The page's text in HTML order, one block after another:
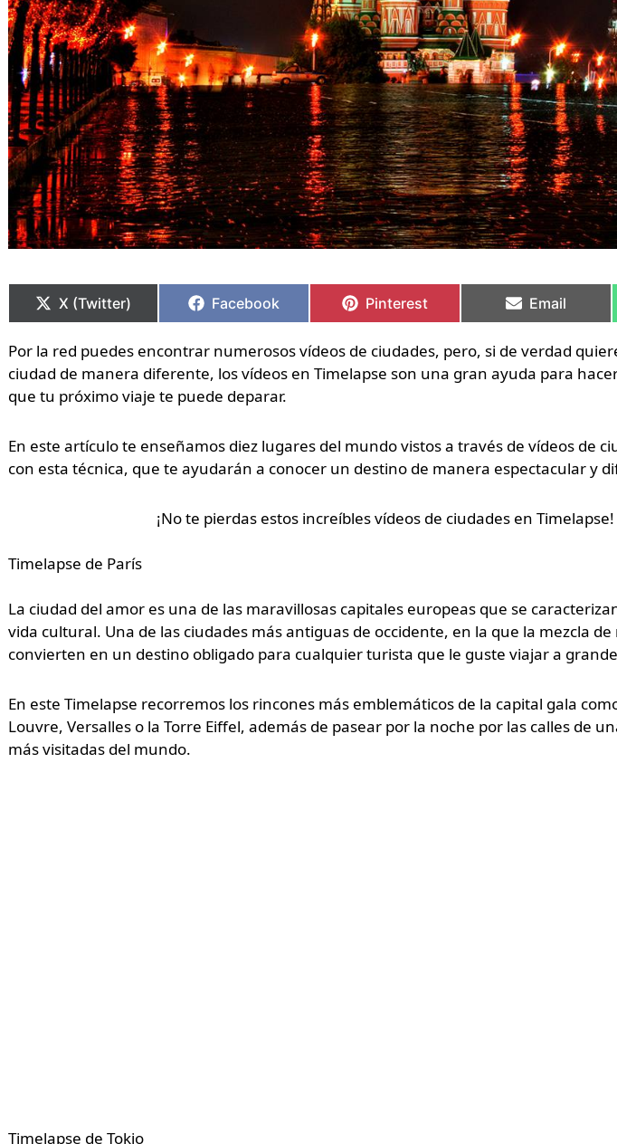
en
X (Twitter)
en
Facebook
en
Pinterest
en
Email
Por la red puedes encontrar numerosos vídeos de ciudades, pero, si de verdad
ciudad de manera diferente, los vídeos en Timelapse son una gran ayuda para
que tu próximo viaje te puede deparar.
En este artículo te enseñamos diez lugares del mundo vistos a través de vídeos de
con esta técnica, que te ayudarán a conocer un destino de manera espectacular y
¡No te pierdas estos increíbles vídeos de ciudades en Timelapse!
Timelapse de París
La ciudad del amor es una de las maravillosas capitales europeas que se
vida cultural. Una de las ciudades más antiguas de occidente, en la que la mezcla
convierten en un destino obligado para cualquier turista que le guste viajar a
En este Timelapse recorremos los rincones más emblemáticos de la capital gala
Louvre, Versalles o la Torre Eiffel, además de pasear por la noche por las calles de
más visitadas del mundo.
Timelapse de Tokio
en
en
en
en